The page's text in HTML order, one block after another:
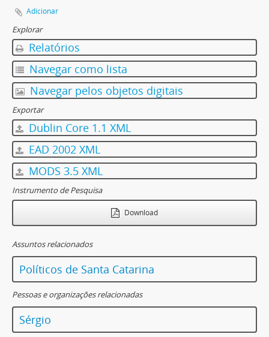
Adicionar
Explorar
Relatórios
Navegar como lista
Navegar pelos objetos digitais
Exportar
Dublin Core 1.1 XML
EAD 2002 XML
MODS 3.5 XML
Instrumento de Pesquisa
Download
Assuntos relacionados
Políticos de Santa Catarina
Pessoas e organizações relacionadas
Sérgio